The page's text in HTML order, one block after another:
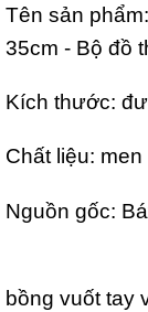
Tên sản
35cm - Bộ đồ
Kích thước:
Chất liệu: men
Nguồn gốc:
Ý
bồng vuốt tay